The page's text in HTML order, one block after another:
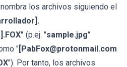
los archivos siguiendo el
(p.ej. "sample.jpg"
"[PabFox@protonmail.com
"). Por tanto, los archivos